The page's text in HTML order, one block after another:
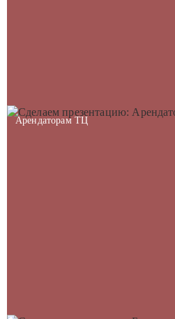
Арендаторам ТЦ